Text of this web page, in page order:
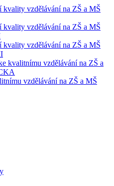
kvality vzdělávání na ZŠ a MŠ
kvality vzdělávání na ZŠ a MŠ
kvality vzdělávání na ZŠ a MŠ
kvalitnímu vzdělávání na ZŠ a
vzdělávání na ZŠ a MŠ